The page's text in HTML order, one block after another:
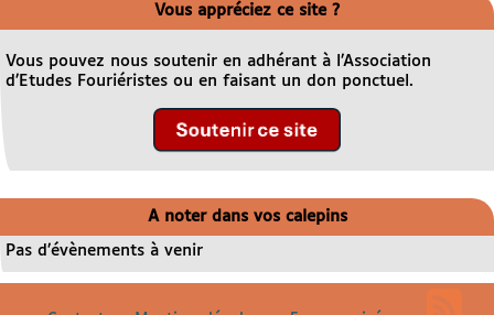
Vous appréciez ce site ?
Vous pouvez nous soutenir en adhérant à l’Association
d’Etudes Fouriéristes ou en faisant un don ponctuel.
A noter dans vos calepins
Pas d’évènements à venir